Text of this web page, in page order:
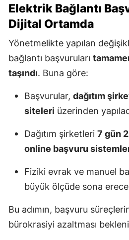
Elektrik Bağlantı
Dijital Ortamda
Yönetmelikte yapılan
bağlantı başvuruları
taşındı. Buna göre:
Başvurular, dağıtım
siteleri üzerinden
Dağıtım şirketleri 7 gün
online başvuru
Fiziki evrak ve manuel
büyük ölçüde sona
Bu adımın, başvuru
bürokrasiyi azaltması